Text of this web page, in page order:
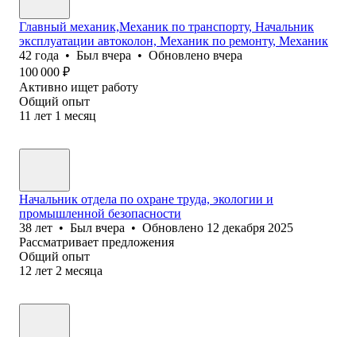
Главный механик,Механик по транспорту, Начальник
эксплуатации автоколон, Механик по ремонту, Механик
42 года • Был вчера • Обновлено вчера
100 000 ₽
Активно ищет работу
Общий опыт
11 лет 1 месяц
Начальник отдела по охране труда, экологии и
промышленной безопасности
38 лет • Был вчера • Обновлено 12 декабря 2025
Рассматривает предложения
Общий опыт
12 лет 2 месяца